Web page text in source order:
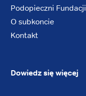
Podopieczni Fundacji
O subkoncie
Kontakt
Dowiedz się więcej